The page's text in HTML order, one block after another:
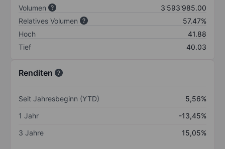
Volumen
3'593'985.00
Relatives Volumen
57.47%
Hoch
41.88
Tief
40.03
Renditen
Seit Jahresbeginn (YTD)
5,56%
1 Jahr
-13,45%
3 Jahre
15,05%